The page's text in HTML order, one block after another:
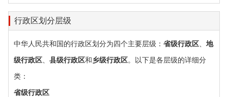
行政区划分层级
中华人民共和国的行政区划分为四个主要层级：‌ 省级行政区
地
级行政区
县级行政区‌和‌乡级行政区‌。以下是各层级的详细分
类：‌
‌省级行政区